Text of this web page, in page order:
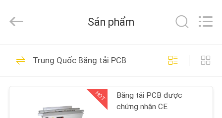
TRANG
CHỦ
Electronic
Technology
All
Reserved.
Thiết bị xử lý PCB
49
Sản phẩm
Trung Quốc Băng tải PCB
HOT
Băng tải PCB được
chứng nhận CE